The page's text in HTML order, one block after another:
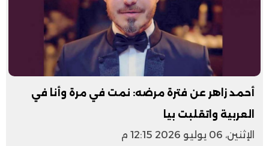
أحمد زاهر عن فترة مرضه: نمت في مرة وأنا في
العربية واتقلبت بيا
الإثنين، 06 يوليو 2026 12:15 م